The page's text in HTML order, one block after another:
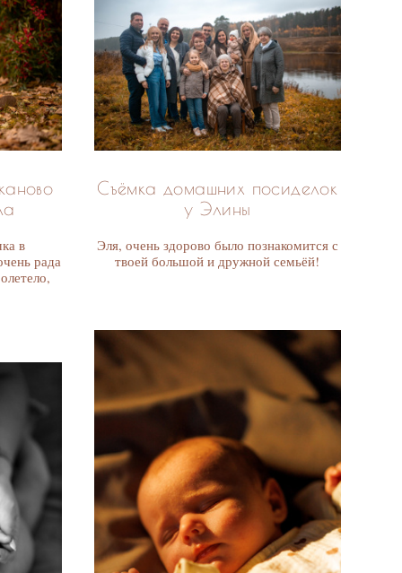
Съёмка домашних посиделок
у Элины
Эля, очень здорово было познакомится с
твоей большой и дружной семьёй!
в
рада